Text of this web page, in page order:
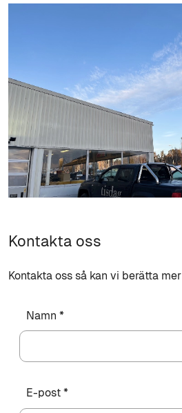
Kontakta oss
Kontakta oss så kan vi berätta
Namn *
E-post *